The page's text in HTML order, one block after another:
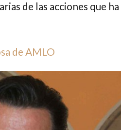
de las acciones que
de AMLO